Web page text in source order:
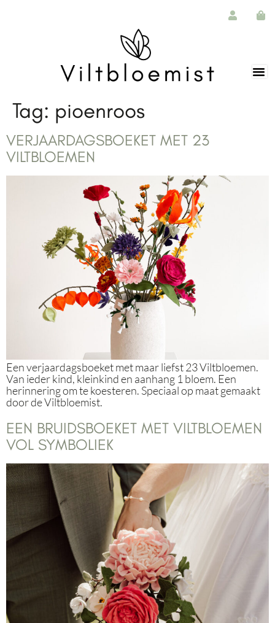
Tag: pioenroos
VERJAARDAGSBOEKET MET 23
VILTBLOEMEN
Een verjaardagsboeket met maar liefst 23 Viltbloemen.
Van ieder kind, kleinkind en aanhang 1 bloem. Een
herinnering om te koesteren. Speciaal op maat gemaakt
door de Viltbloemist.
EEN BRUIDSBOEKET MET VILTBLOEMEN
VOL SYMBOLIEK